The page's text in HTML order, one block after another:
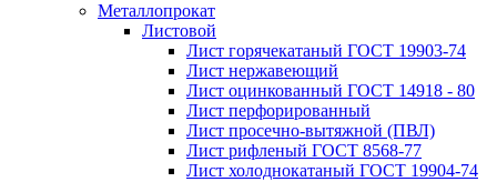
Металлопрокат
Листовой
Лист горячекатаный ГОСТ 19903-74
Лист нержавеющий
Лист оцинкованный ГОСТ 14918 - 80
Лист перфорированный
Лист просечно-вытяжной (ПВЛ)
Лист рифленый ГОСТ 8568-77
Лист холоднокатаный ГОСТ 19904-74